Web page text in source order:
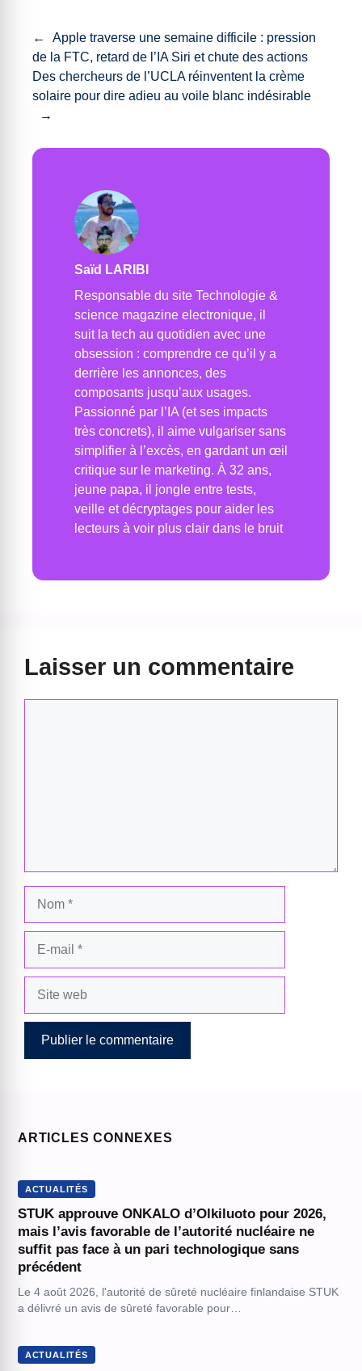
←
Apple traverse une semaine difficile : pression
de la FTC, retard de l’IA Siri et chute des actions
Des chercheurs de l’UCLA réinventent la crème
solaire pour dire adieu au voile blanc indésirable
→
Saïd LARIBI
Responsable du site Technologie &
science magazine electronique, il
suit la tech au quotidien avec une
obsession : comprendre ce qu’il y a
derrière les annonces, des
composants jusqu’aux usages.
Passionné par l’IA (et ses impacts
très concrets), il aime vulgariser sans
simplifier à l’excès, en gardant un œil
critique sur le marketing. À 32 ans,
jeune papa, il jongle entre tests,
veille et décryptages pour aider les
lecteurs à voir plus clair dans le bruit
Laisser un commentaire
ARTICLES CONNEXES
ACTUALITÉS
STUK approuve ONKALO d’Olkiluoto pour 2026,
mais l’avis favorable de l’autorité nucléaire ne
suffit pas face à un pari technologique sans
précédent
Le 4 août 2026, l'autorité de sûreté nucléaire finlandaise STUK
a délivré un avis de sûreté favorable pour…
ACTUALITÉS